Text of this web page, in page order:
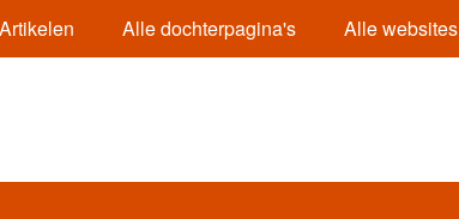
Artikelen Alle dochterpagina's Alle websites